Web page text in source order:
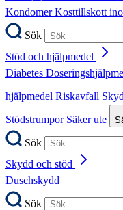
KondomerKosttillskott
Sök
Stöd och hjälpmedel
Diabetes
hjälpmedel Riskavfall
Stödstrumpor Säker ute
Sök
Skydd och stöd
Duschskydd
Sök